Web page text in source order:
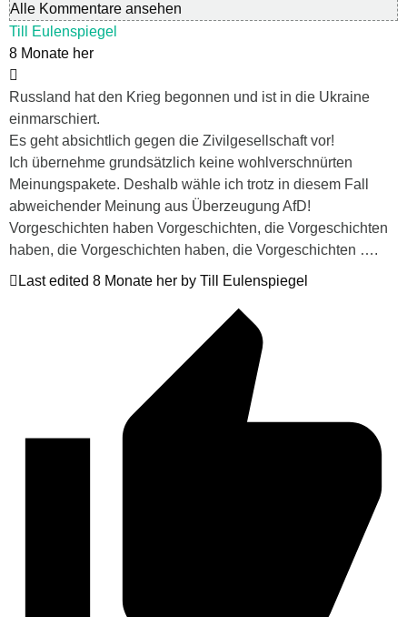
Alle Kommentare ansehen
Till Eulenspiegel
8 Monate her
Russland hat den Krieg begonnen und ist in die Ukraine
einmarschiert.
Es geht absichtlich gegen die Zivilgesellschaft vor!
Ich übernehme grundsätzlich keine wohlverschnürten
Meinungspakete. Deshalb wähle ich trotz in diesem Fall
abweichender Meinung aus Überzeugung AfD!
Vorgeschichten haben Vorgeschichten, die Vorgeschichten
haben, die Vorgeschichten haben, die Vorgeschichten ….
Last edited 8 Monate her by Till Eulenspiegel